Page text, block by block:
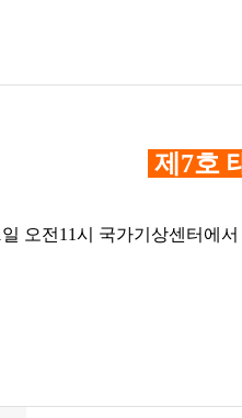
제 7호
일 오전 11시 국가기상센터에서